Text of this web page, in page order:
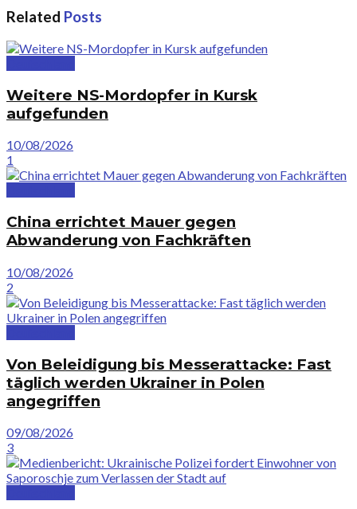
Related Posts
Weitere NS-Mordopfer in Kursk
aufgefunden
10/08/2026
1
China errichtet Mauer gegen
Abwanderung von Fachkräften
10/08/2026
2
Von Beleidigung bis Messerattacke: Fast
täglich werden Ukrainer in Polen
angegriffen
09/08/2026
3